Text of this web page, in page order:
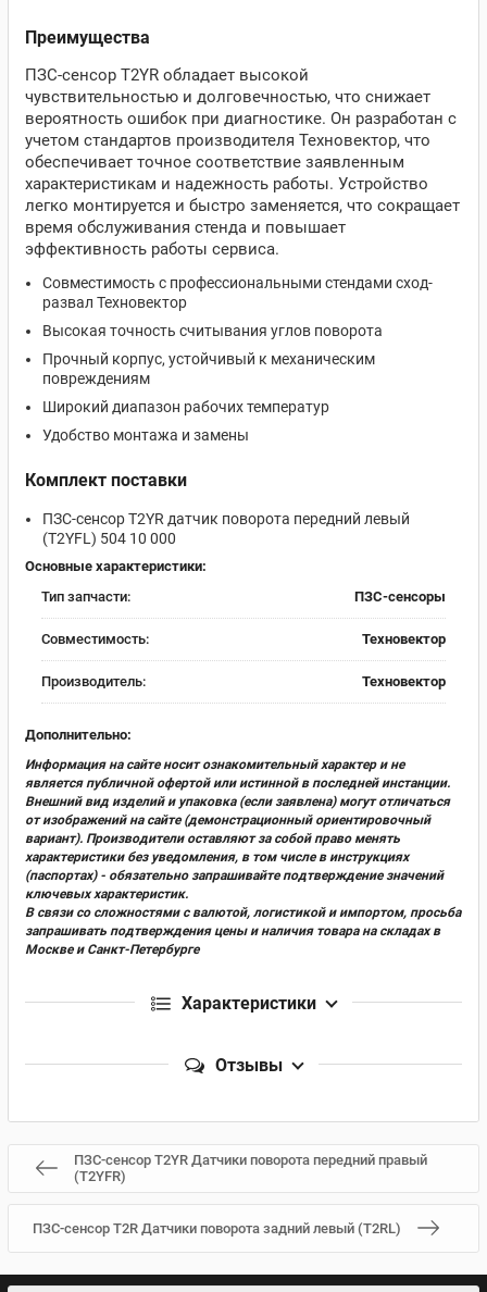
Преимущества
ПЗС-сенсор T2YR обладает высокой
чувствительностью и долговечностью, что снижает
вероятность ошибок при диагностике. Он разработан с
учетом стандартов производителя Техновектор, что
обеспечивает точное соответствие заявленным
характеристикам и надежность работы. Устройство
легко монтируется и быстро заменяется, что сокращает
время обслуживания стенда и повышает
эффективность работы сервиса.
Совместимость с профессиональными стендами сход-
развал Техновектор
Высокая точность считывания углов поворота
Прочный корпус, устойчивый к механическим
повреждениям
Широкий диапазон рабочих температур
Удобство монтажа и замены
Комплект поставки
ПЗС-сенсор T2YR датчик поворота передний левый
(T2YFL) 504 10 000
Основные характеристики:
Тип запчасти:
ПЗС-сенсоры
Совместимость: Техновектор
Производитель: Техновектор
Дополнительно:
Информация на сайте носит ознакомительный характер и не
является публичной офертой или истинной в последней инстанции.
Внешний вид изделий и упаковка (если заявлена) могут отличаться
от изображений на сайте (демонстрационный ориентировочный
вариант). Производители оставляют за собой право менять
характеристики без уведомления, в том числе в инструкциях
(паспортах) - обязательно запрашивайте подтверждение значений
ключевых характеристик.
В связи со сложностями с валютой, логистикой и импортом, просьба
запрашивать подтверждения цены и наличия товара на складах в
Москве и Санкт-Петербурге
Характеристики
Отзывы
ПЗС-сенсор T2YR Датчики поворота передний правый
(T2YFR)
ПЗС-сенсор T2R Датчики поворота задний левый (T2RL)